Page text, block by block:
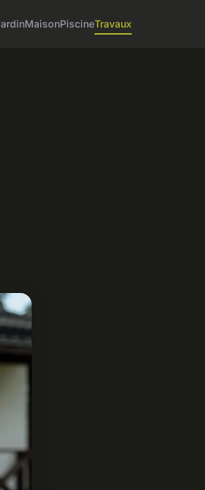
MaisonPiscineTravaux